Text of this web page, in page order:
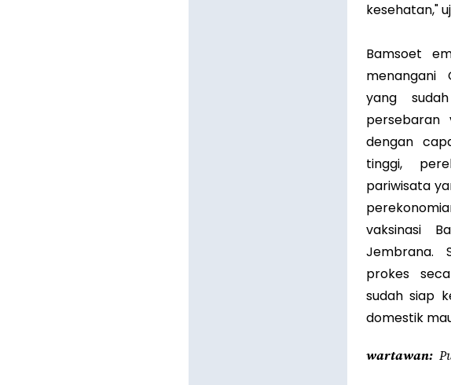
kesehatan,"
Bamsoet
menangani
yang
persebaran
dengan
tinggi,
pariwisata
vaksinasi
Jembrana.
prokes
sudah siap
domestik
wartawan